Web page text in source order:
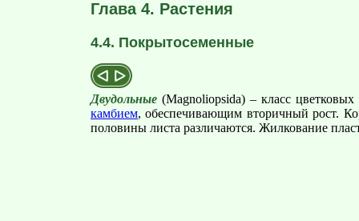
Глава 4. Растения
4.4. Покрытосеменные
Двудольные (Magnoliopsida) – класс
камбием, обеспечивающим вторичный рост.
половины листа различаются. Жилкование